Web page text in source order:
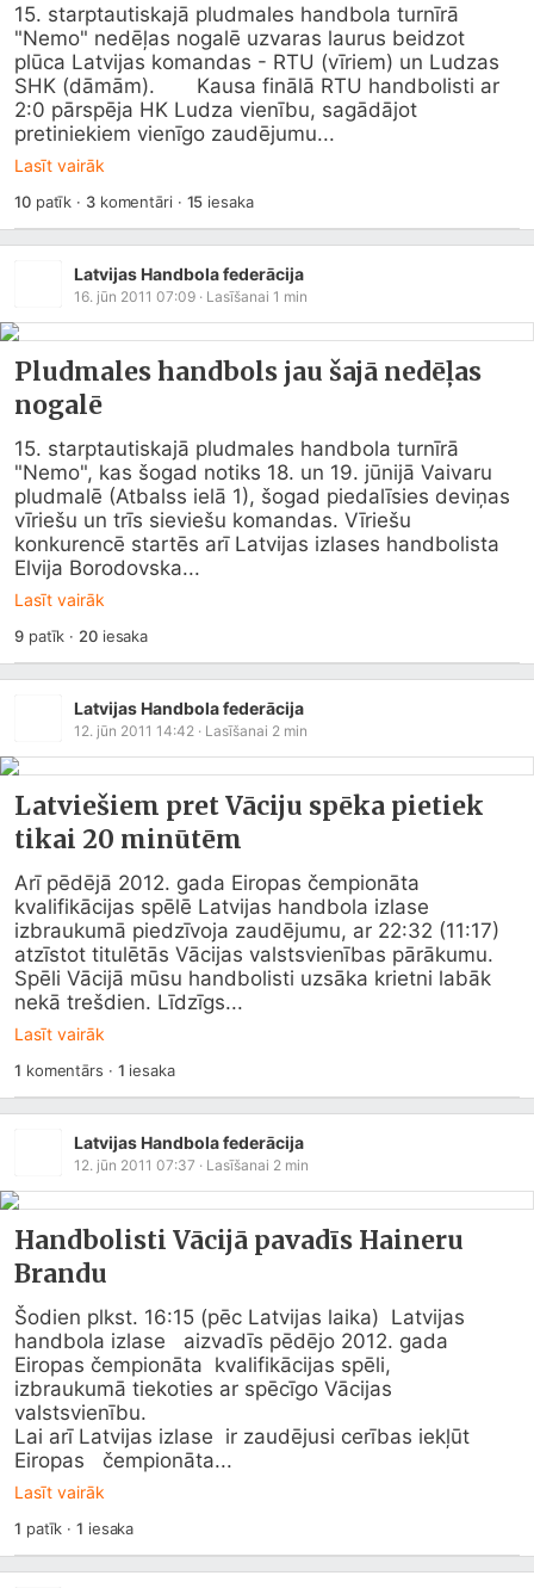
15. starptautiskajā pludmales handbola turnīrā
"Nemo" nedēļas nogalē uzvaras laurus beidzot
plūca Latvijas komandas - RTU (vīriem) un Ludzas
SHK (dāmām).       Kausa finālā RTU handbolisti ar
2:0 pārspēja HK Ludza vienību, sagādājot
pretiniekiem vienīgo zaudējumu...
Lasīt vairāk
10patīk · 3komentāri · 15 iesaka
Latvijas Handbola federācija
16. jūn 2011 07:09 · Lasīšanai 1 min
Pludmales handbols jau šajā nedēļas
nogalē
15. starptautiskajā pludmales handbola turnīrā
"Nemo", kas šogad notiks 18. un 19. jūnijā Vaivaru
pludmalē (Atbalss ielā 1), šogad piedalīsies deviņas
vīriešu un trīs sieviešu komandas. Vīriešu
konkurencē startēs arī Latvijas izlases handbolista
Elvija Borodovska...
Lasīt vairāk
9patīk · 20iesaka
Latvijas Handbola federācija
12. jūn 2011 14:42 · Lasīšanai 2 min
Latviešiem pret Vāciju spēka pietiek
tikai 20 minūtēm
Arī pēdējā 2012. gada Eiropas čempionāta
kvalifikācijas spēlē Latvijas handbola izlase
izbraukumā piedzīvoja zaudējumu, ar 22:32 (11:17)
atzīstot titulētās Vācijas valstsvienības pārākumu.
Spēli Vācijā mūsu handbolisti uzsāka krietni labāk
nekā trešdien. Līdzīgs...
Lasīt vairāk
1 komentārs · 1 iesaka
Latvijas Handbola federācija
12. jūn 2011 07:37 · Lasīšanai 2 min
Handbolisti Vācijā pavadīs Haineru
Brandu
Šodien plkst. 16:15 (pēc Latvijas laika)  Latvijas
handbola izlase   aizvadīs pēdējo 2012. gada
Eiropas čempionāta  kvalifikācijas spēli,
izbraukumā tiekoties ar spēcīgo Vācijas
valstsvienību.
Lai arī Latvijas izlase  ir zaudējusi cerības iekļūt
Eiropas   čempionāta...
Lasīt vairāk
1 patīk ·1 iesaka